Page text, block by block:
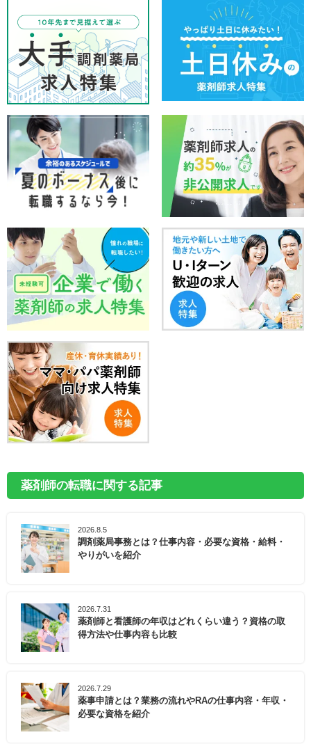
薬剤師の転職に関する記事
2026.8.5
調剤薬局事務とは？仕事内容・必要な資格・給料・
やりがいを紹介
2026.7.31
薬剤師と看護師の年収はどれくらい違う？資格の取
得方法や仕事内容も比較
2026.7.29
薬事申請とは？業務の流れやRAの仕事内容・年収・
必要な資格を紹介